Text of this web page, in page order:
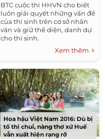
BTC cuộc thi HHVN cho biết
luôn giải quyết những vấn đề
của thí sinh trên cơ sở nhân
văn và giữ thể diện, danh dự
cho thí sinh.
Xem thêm
Hoa hậu Việt Nam 2016: Dù bị
tố thi chui, nàng thơ xứ Huế
vẫn xuất hiện rạng rỡ